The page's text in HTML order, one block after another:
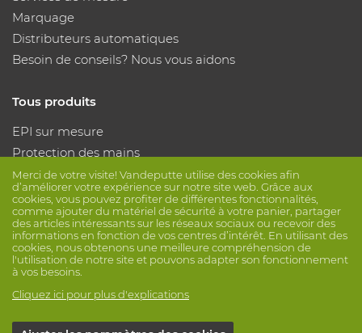
Merci de votre visite! Vandeputte utilise des cookies afin
d’améliorer votre expérience sur notre site web. Grâce aux
cookies, vous pouvez profiter de différentes fonctionnalités,
comme ajouter du matériel de sécurité à votre panier, partager
des articles intéressants sur les réseaux sociaux ou recevoir des
informations en fonction de vos centres d’intérêt. En utilisant des
cookies, nous obtenons une meilleure compréhension de
l'utilisation de notre site et pouvons adapter son fonctionnement
à vos besoins.
Cliquez ici pour plus d'explications
Marquage
Distributeurs automatiques
Besoin de conseils? Nous vous aidons
Tous produits
EPI sur mesure
Protection des mains
Protection des pieds
Vêtements de protection
Suivez nous